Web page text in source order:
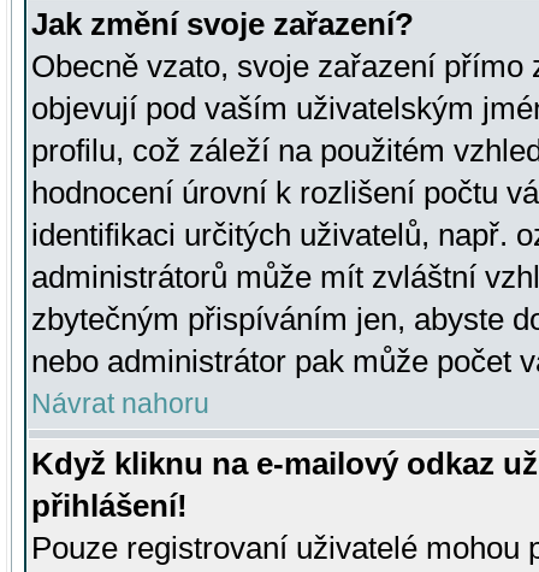
Jak změní svoje zařazení?
Obecně vzato, svoje zařazení přímo
objevují pod vaším uživatelským
profilu, což záleží na použitém
hodnocení úrovní k rozlišení počtu
identifikaci určitých uživatelů, např.
administrátorů může mít zvláštní
zbytečným přispíváním jen, abyste
nebo administrátor pak může počet
Návrat nahoru
Když kliknu na e-mailový odkaz
přihlášení!
Pouze registrovaní uživatelé mohou